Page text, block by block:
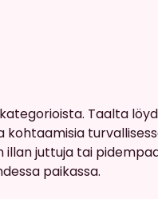
Taalta
kohtaamisia
juttuja tai
paikassa.